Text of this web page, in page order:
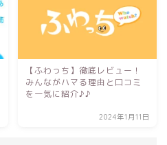
【ふわっち】徹底レビュー！
みんながハマる理由と口コミ
を一気に紹介♪♪
2024年1月11日